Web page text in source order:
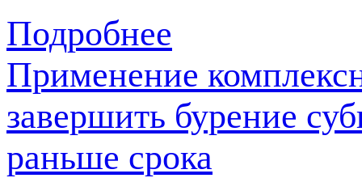
Подробнее
Применение
завершить бурение
раньше срока